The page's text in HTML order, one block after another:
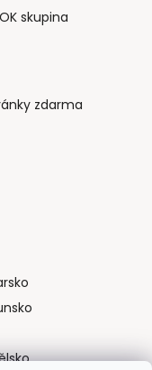
skupina
zdarma